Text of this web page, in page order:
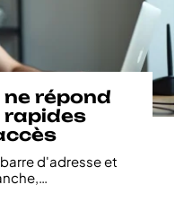
ne répond
rapides
barre d'adresse et
…